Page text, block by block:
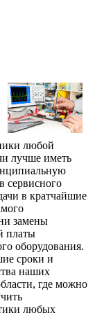
любой
лучше иметь
сервисного
в кратчайшие
замены
платы
оборудования.
сроки и
наших
где можно
любых